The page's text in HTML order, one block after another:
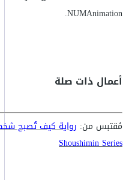
NUMAnimation.
أعمال ذات صلة
مُقتبس من: رواية كيف تُصبح
Shoushimin Series